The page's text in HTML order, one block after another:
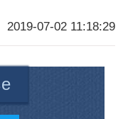
2019-07-02 11:18:29